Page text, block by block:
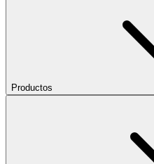
Productos